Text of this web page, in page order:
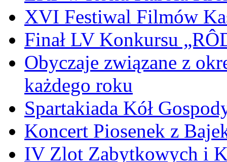
XVI Festiwal Filmów
Finał LV Konkursu
Obyczaje związane z
każdego roku
Spartakiada Kół
Koncert Piosenek z
IV Zlot Zabytkowych i